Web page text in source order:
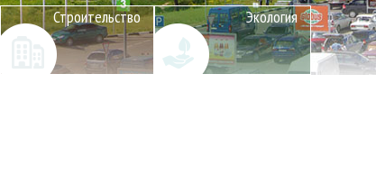
Строительство Экология